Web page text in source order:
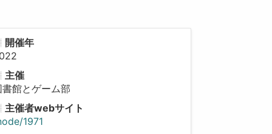
開催年
主催
書館とゲーム部
主催者webサイト
1971